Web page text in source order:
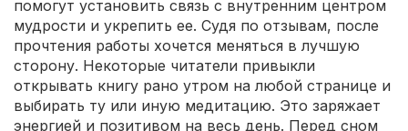
помогут установить связь с внутренним центром
мудрости и укрепить ее. Судя по отзывам, после
прочтения работы хочется меняться в лучшую
сторону. Некоторые читатели привыкли
открывать книгу рано утром на любой странице и
выбирать ту или иную медитацию. Это заряжает
энергией и позитивом на весь день. Перед сном